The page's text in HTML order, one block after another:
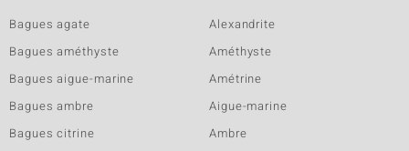
Bagues agate
Bagues améthyste
Bagues aigue-marine
Bagues ambre
Bagues citrine
Alexandrite
Améthyste
Amétrine
Aigue-marine
Ambre